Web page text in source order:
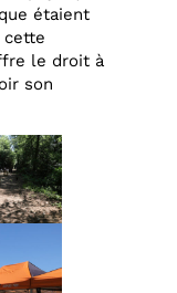
étaient
cette
le droit à
son